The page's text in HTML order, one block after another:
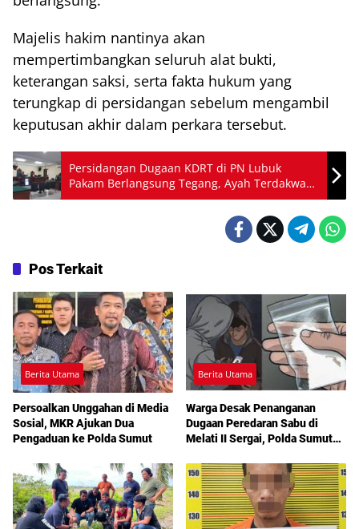
Majelis hakim nantinya akan
mempertimbangkan seluruh alat bukti,
keterangan saksi, serta fakta hukum yang
terungkap di persidangan sebelum mengambil
keputusan akhir dalam perkara tersebut.
Persidangan Dugaan KDRT di PN Lubuk
Pakam Berlangsung Tegang, Ayah Terdakwa
Ungkap Kondisi Sherly
Pos Terkait
Berita Utama
Persoalkan Unggahan di Media
Sosial, MKR Ajukan Dua
Pengaduan ke Polda Sumut
Berita Utama
Warga Desak Penanganan
Dugaan Peredaran Sabu di
Melati II Sergai, Polda Sumut